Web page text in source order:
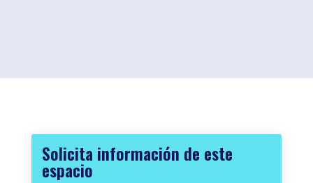
Solicita información de este
espacio